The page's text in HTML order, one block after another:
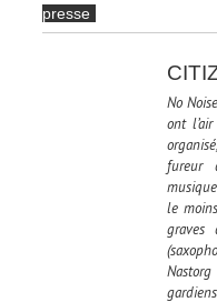
presse
No
ont
fureur
le
graves